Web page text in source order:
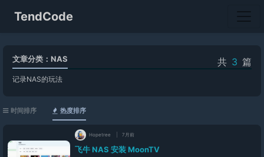
TendCode
共 3 篇
文章分类：NAS
记录NAS的玩法
时间排序 热度排序
Hopetree 7月前
飞牛 NAS 安装 MoonTV